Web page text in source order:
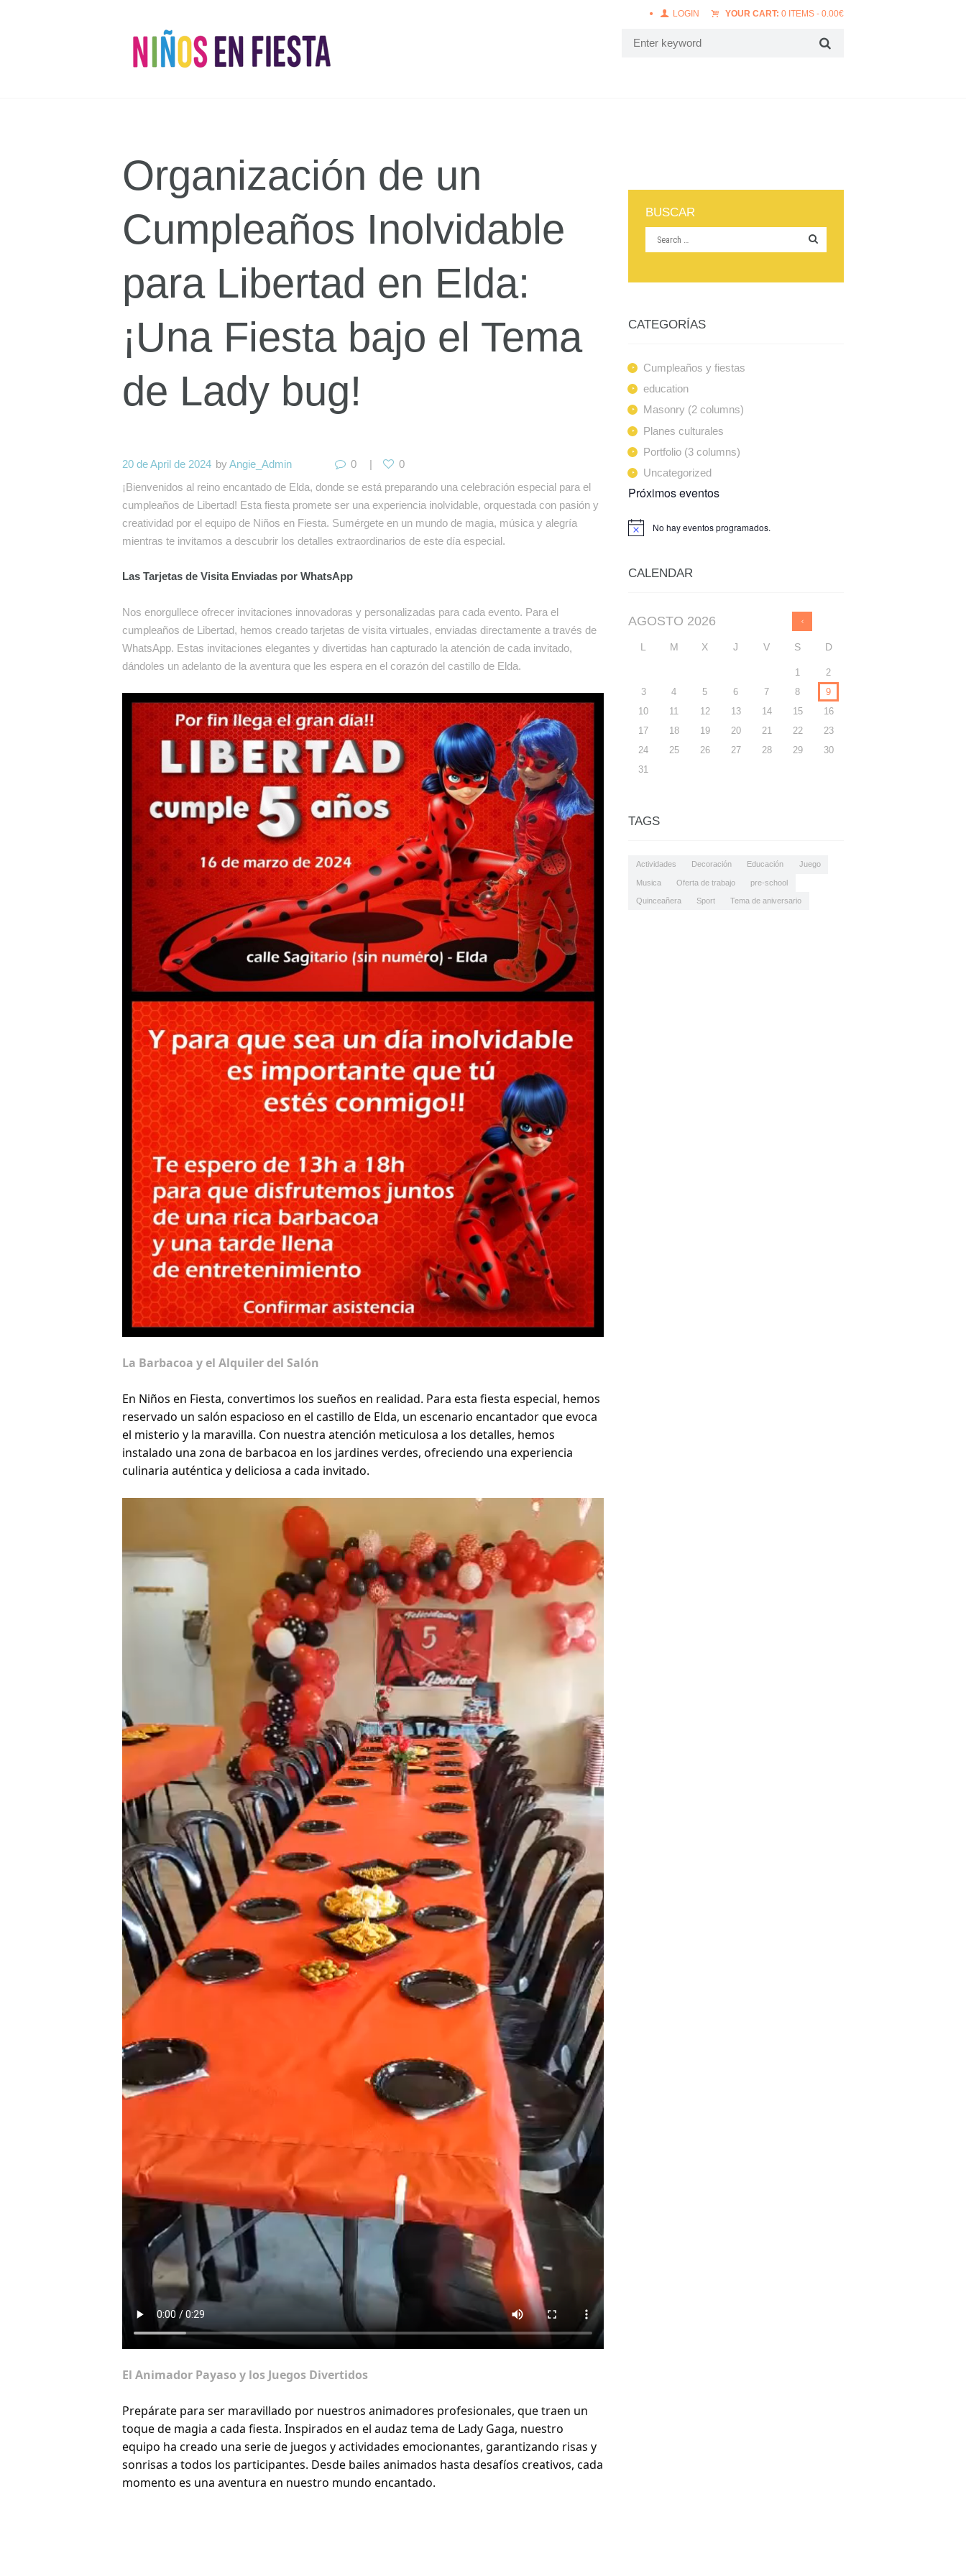
LOGIN YOUR CART: 0 ITEMS - 0.00€
Organización de un
Cumpleaños Inolvidable
para Libertad en Elda:
¡Una Fiesta bajo el Tema
de Lady bug!
20 de April de 2024 byAngie_Admin 0
0
¡Bienvenidos al reino encantado de Elda, donde se está preparando una celebración especial para el
cumpleaños de Libertad! Esta fiesta promete ser una experiencia inolvidable, orquestada con pasión y
creatividad por el equipo de Niños en Fiesta. Sumérgete en un mundo de magia, música y alegría
mientras te invitamos a descubrir los detalles extraordinarios de este día especial.
Las Tarjetas de Visita Enviadas por WhatsApp
Nos enorgullece ofrecer invitaciones innovadoras y personalizadas para cada evento. Para el
cumpleaños de Libertad, hemos creado tarjetas de visita virtuales, enviadas directamente a través de
WhatsApp. Estas invitaciones elegantes y divertidas han capturado la atención de cada invitado,
dándoles un adelanto de la aventura que les espera en el corazón del castillo de Elda.
La Barbacoa y el Alquiler del Salón
En Niños en Fiesta, convertimos los sueños en realidad. Para esta fiesta especial, hemos
reservado un salón espacioso en el castillo de Elda, un escenario encantador que evoca
el misterio y la maravilla. Con nuestra atención meticulosa a los detalles, hemos
instalado una zona de barbacoa en los jardines verdes, ofreciendo una experiencia
culinaria auténtica y deliciosa a cada invitado.
El Animador Payaso y los Juegos Divertidos
Prepárate para ser maravillado por nuestros animadores profesionales, que traen un
toque de magia a cada fiesta. Inspirados en el audaz tema de Lady Gaga, nuestro
equipo ha creado una serie de juegos y actividades emocionantes, garantizando risas y
sonrisas a todos los participantes. Desde bailes animados hasta desafíos creativos, cada
momento es una aventura en nuestro mundo encantado.
BUSCAR
CATEGORÍAS
Cumpleaños y fiestas
education
Masonry (2 columns)
Planes culturales
Portfolio (3 columns)
Uncategorized
Próximos eventos
s
o
No hay eventos programados.
CALENDAR
AGOSTO 2026
L M X J V S D
1
2
3
4 5 6 7 8
9
10
11 12 13 14 15
16
17
18 19 20 21 22
23
24
25 26 27 28 29
30
31
TAGS
Actividades Decoración Educación Juego
Musica Oferta de trabajo pre-school
Quinceañera Sport Tema de aniversario